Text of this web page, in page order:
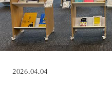
2026.04.04